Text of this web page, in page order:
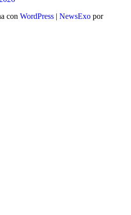
con WordPress | NewsExo por